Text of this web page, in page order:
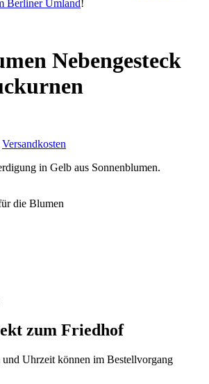
Berliner Umland!
Nebengesteck
Versandkosten
in Gelb aus Sonnenblumen.
die Blumen
zum Friedhof
Uhrzeit können im Bestellvorgang